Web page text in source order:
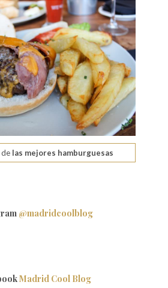
las mejores hamburguesas
@madridcoolblog
Madrid Cool Blog